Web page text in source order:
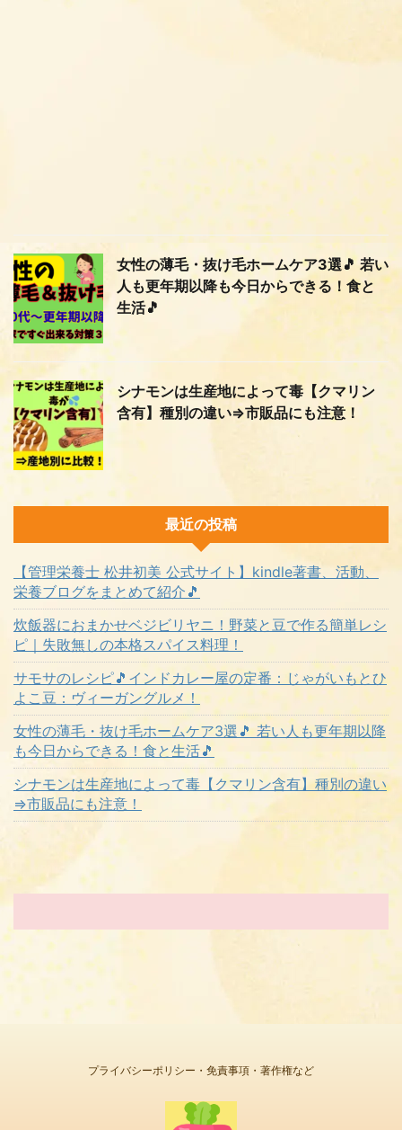
女性の薄毛・抜け毛ホームケア3選🎵 若い
人も更年期以降も今日からできる！食と
生活🎵
シナモンは生産地によって毒【クマリン
含有】種別の違い⇒市販品にも注意！
最近の投稿
【管理栄養士 松井初美 公式サイト】kindle著書、活動、
栄養ブログをまとめて紹介🎵
炊飯器におまかせベジビリヤニ！野菜と豆で作る簡単レシ
ピ｜失敗無しの本格スパイス料理！
サモサのレシピ🎵インドカレー屋の定番：じゃがいもとひ
よこ豆：ヴィーガングルメ！
女性の薄毛・抜け毛ホームケア3選🎵 若い人も更年期以降
も今日からできる！食と生活🎵
シナモンは生産地によって毒【クマリン含有】種別の違い
⇒市販品にも注意！
プライバシーポリシー・免責事項・著作権など